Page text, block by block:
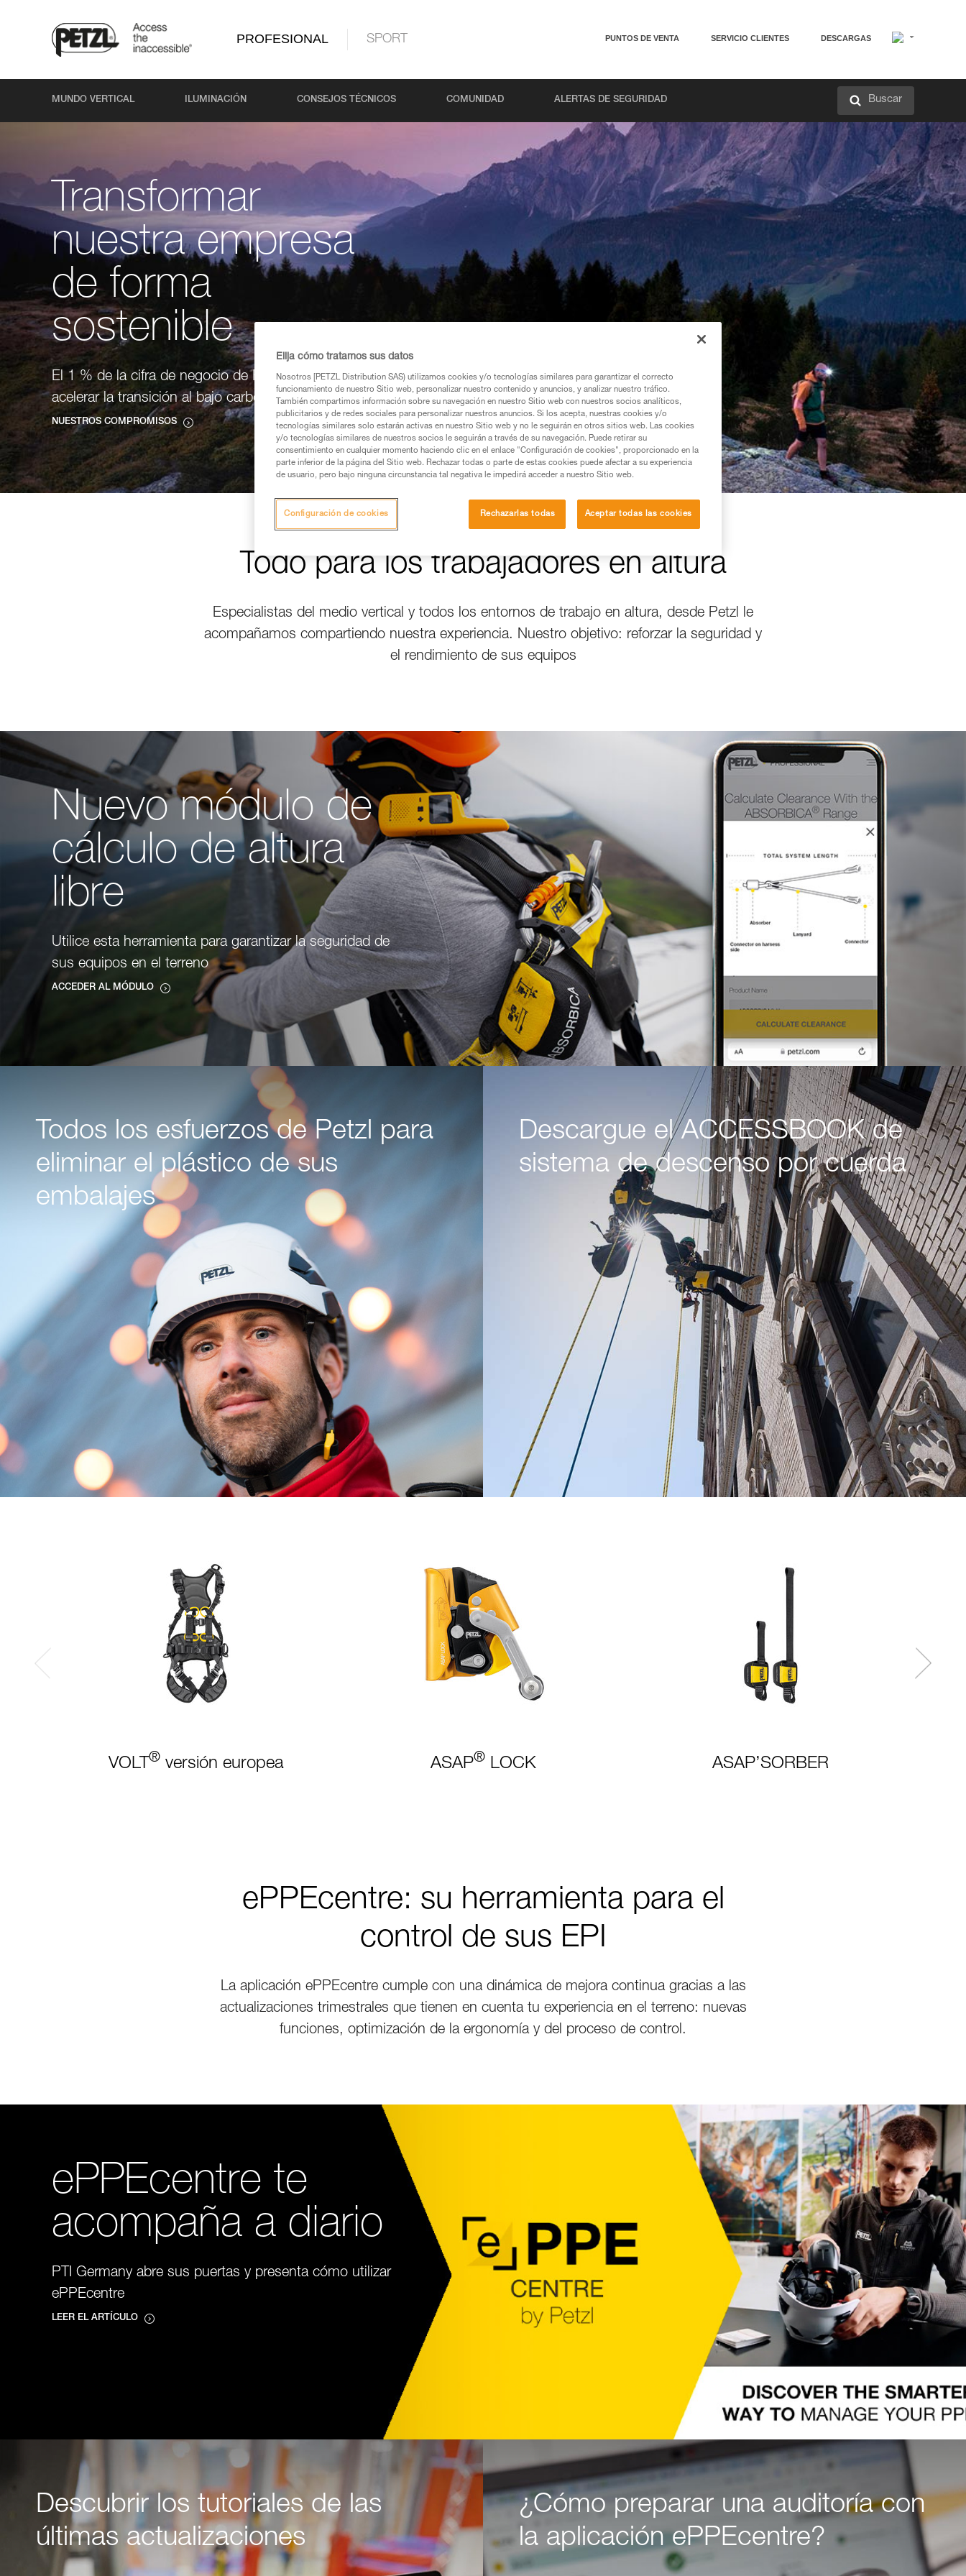
PROFESIONAL SPORT PUNTOS DE VENTA SERVICIO CLIENTES DESCARGAS
MUNDO VERTICAL ILUMINACIÓN CONSEJOS TÉCNICOS COMUNIDAD ALERTAS DE SEGURIDAD Buscar
Transformar
nuestra empresa
de forma
sostenible
El 1 % de la cifra de negocio de Petzl se ha invertido en
acelerar la transición al bajo carbono.
NUESTROS COMPROMISOS
Todo para los trabajadores en altura
Especialistas del medio vertical y todos los entornos de trabajo en altura, desde Petzl le
acompañamos compartiendo nuestra experiencia. Nuestro objetivo: reforzar la seguridad y
el rendimiento de sus equipos
Nuevo módulo de
cálculo de altura
libre
Utilice esta herramienta para garantizar la seguridad de
sus equipos en el terreno
ACCEDER AL MÓDULO
Todos los esfuerzos de Petzl para
eliminar el plástico de sus
embalajes
Descargue el ACCESSBOOK de
sistema de descenso por cuerda
VOLT ® versión europea ASAP® LOCK ASAP’SORBER
ePPEcentre: su herramienta para el
control de sus EPI
La aplicación ePPEcentre cumple con una dinámica de mejora continua gracias a las
actualizaciones trimestrales que tienen en cuenta tu experiencia en el terreno: nuevas
funciones, optimización de la ergonomía y del proceso de control.
ePPEcentre te
acompaña a diario
PTI Germany abre sus puertas y presenta cómo utilizar
ePPEcentre
LEER EL ARTÍCULO
Descubrir los tutoriales de las
últimas actualizaciones
¿Cómo preparar una auditoría con
la aplicación ePPEcentre?
Elija cómo tratamos sus datos
Nosotros [PETZL Distribution SAS) utilizamos cookies y/o tecnologías similares para garantizar el correcto
funcionamiento de nuestro Sitio web, personalizar nuestro contenido y anuncios, y analizar nuestro tráfico.
También compartimos información sobre su navegación en nuestro Sitio web con nuestros socios analíticos,
publicitarios y de redes sociales para personalizar nuestros anuncios. Si los acepta, nuestras cookies y/o
tecnologías similares solo estarán activas en nuestro Sitio web y no le seguirán en otros sitios web. Las cookies
y/o tecnologías similares de nuestros socios le seguirán a través de su navegación. Puede retirar su
consentimiento en cualquier momento haciendo clic en el enlace "Configuración de cookies", proporcionado en la
parte inferior de la página del Sitio web. Rechazar todas o parte de estas cookies puede afectar a su experiencia
de usuario, pero bajo ninguna circunstancia tal negativa le impedirá acceder a nuestro Sitio web.
Rechazarlas todas Aceptar todas las cookies
Configuración de cookies